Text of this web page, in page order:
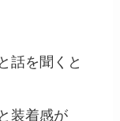
話を聞くと
装着感が